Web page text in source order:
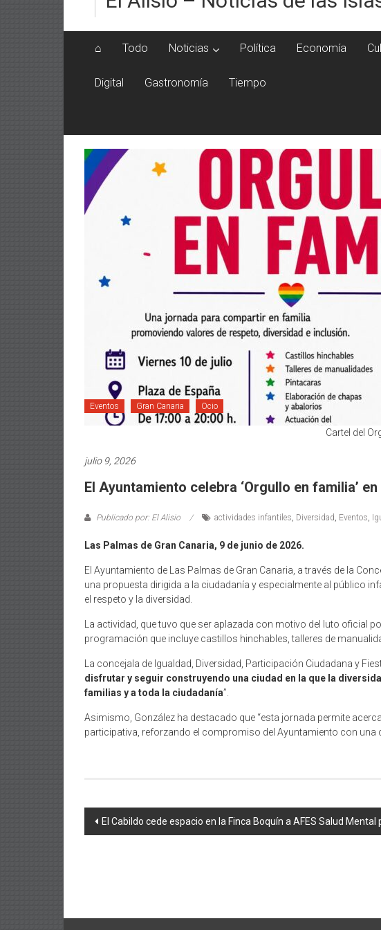
⌂ Todo Noticias Política Economía
Digital Gastronomía Tiempo
Eventos Gran Canaria Ocio
Cartel del
julio 9, 2026
El Ayuntamiento celebra ‘Orgullo en familia’
Publicado por: El Alisio actividades infantiles, Diversidad, Eventos,
Las Palmas de Gran Canaria, 9 de junio de 2026.
El Ayuntamiento de Las Palmas de Gran Canaria, a través de la
una propuesta dirigida a la ciudadanía y especialmente al público
el respeto y la diversidad.
La actividad, que tuvo que ser aplazada con motivo del luto oficial
programación que incluye castillos hinchables, talleres de
La concejala de Igualdad, Diversidad, Participación Ciudadana y
disfrutar y seguir construyendo una ciudad en la que la
familias y a toda la ciudadanía”.
Asimismo, González ha destacado que “esta jornada permite
participativa, reforzando el compromiso del Ayuntamiento con una
Navegación
El Cabildo cede espacio en la Finca Boquín a AFES Salud